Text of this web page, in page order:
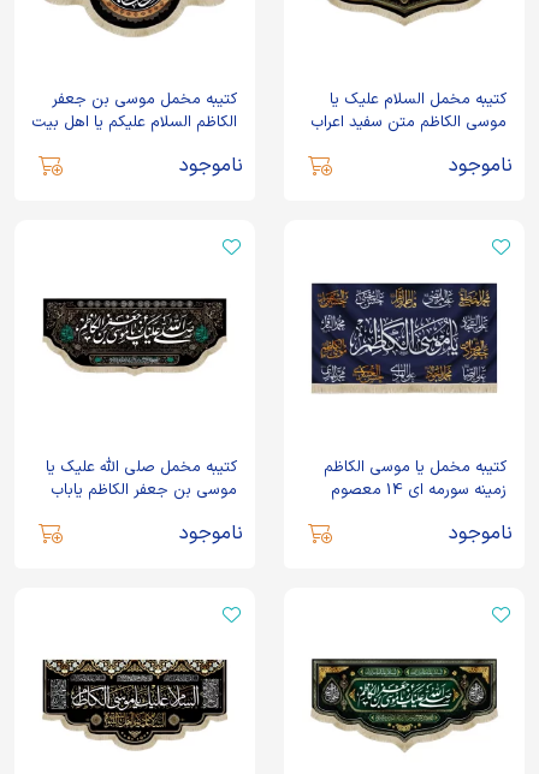
کتیبه مخمل السلام علیک یا
موسی الکاظم متن سفید اعراب
ناموجود
کتیبه مخمل موسی بن جعفر
الکاظم السلام علیکم یا اهل بیت
ناموجود
کتیبه مخمل یا موسی الکاظم
زمینه سورمه ای 14 معصوم
ناموجود
کتیبه مخمل صلی الله علیک یا
موسی بن جعفر الکاظم یاباب
ناموجود